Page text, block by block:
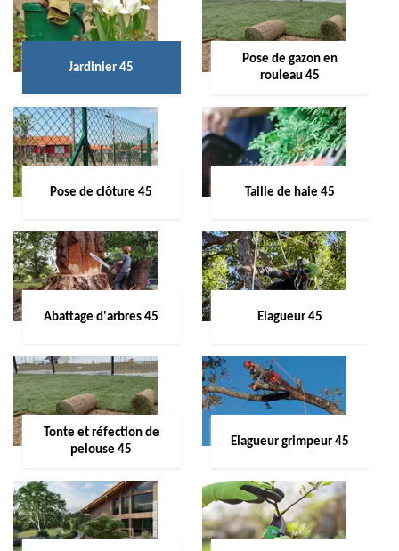
Jardinier 45
Pose de gazon en
rouleau 45
Pose de clôture 45 Taille de haie 45
Abattage d'arbres 45 Elagueur 45
Tonte et réfection de
pelouse 45
Elagueur grimpeur 45